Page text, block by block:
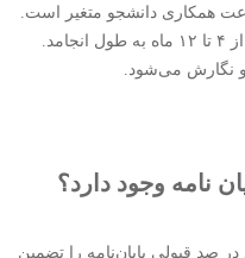
همکاری دانشجو متغیر است.
اما به طور میانگین، این فرآیند می‌تواند از ۴ تا ۱۲ ماه به طول انجامد.
نگارش می‌شود.
صد قبولی پایان‌نامه را تضمین